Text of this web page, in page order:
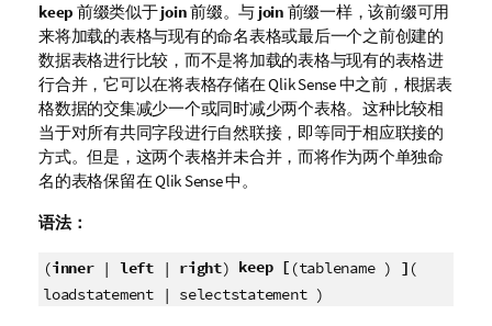
keep 前缀类似于join前缀。与 join 前缀一样，该前缀可用
来将加载的表格与现有的命名表格或最后一个之前创建的
数据表格进行比较，而不是将加载的表格与现有的表格进
行合并，它可以在将表格存储在Qlik Sense中之前，根据表
格数据的交集减少一个或同时减少两个表格。这种比较相
当于对所有共同字段进行自然联接，即等同于相应联接的
方式。但是，这两个表格并未合并，而将作为两个单独命
名的表格保留在Qlik Sense中。
语法：
(inner | left | right) keep [ (tablename ) ] (
loadstatement | selectstatement )